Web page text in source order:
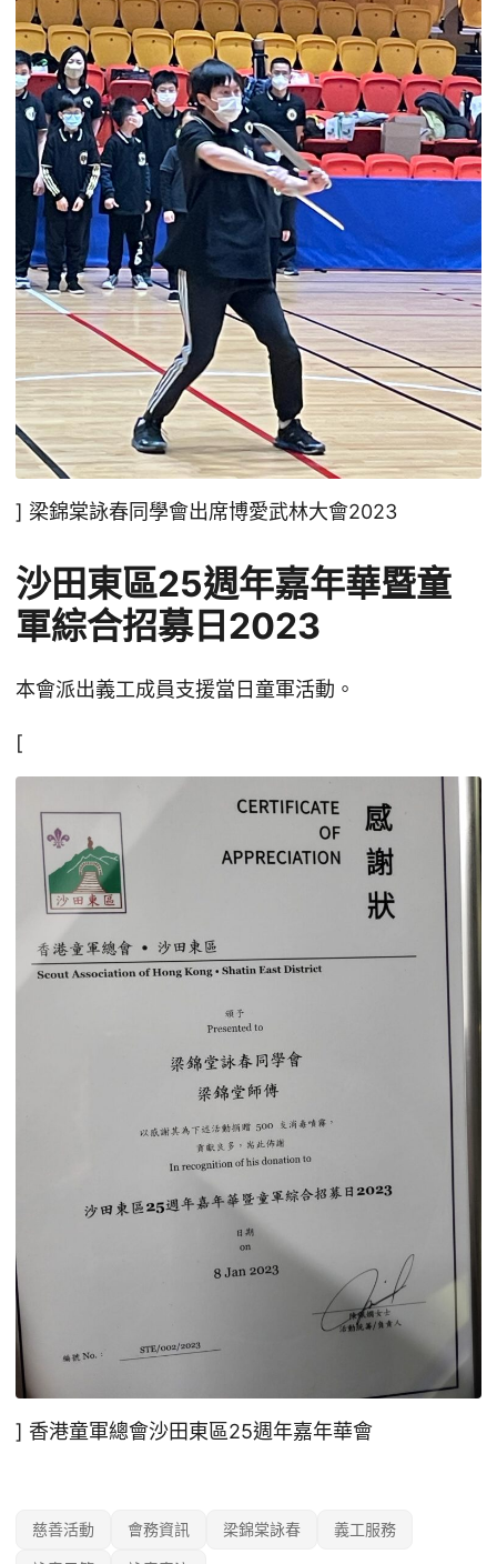
] 梁錦棠詠春同學會出席博愛武林大會2023
沙田東區25週年嘉年華暨童
軍綜合招募日2023
本會派出義工成員支援當日童軍活動。
[
] 香港童軍總會沙田東區25週年嘉年華會
慈善活動 會務資訊 梁錦棠詠春 義工服務